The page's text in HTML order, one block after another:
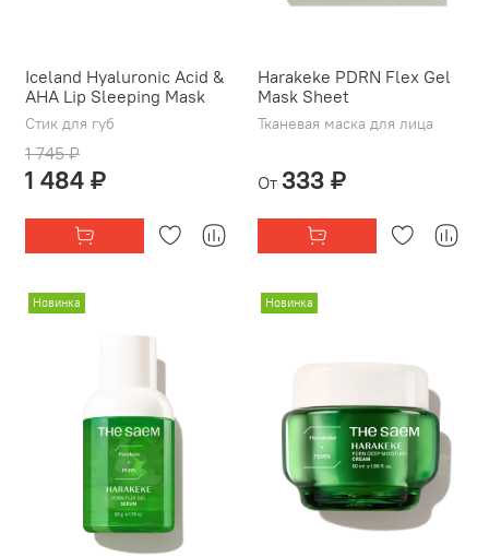
Iceland Hyaluronic Acid &
AHA Lip Sleeping Mask
Стик для губ
1 745 ₽
1 484 ₽
Harakeke PDRN Flex Gel
Mask Sheet
Тканевая маска для лица
От 333 ₽
Новинка Новинка